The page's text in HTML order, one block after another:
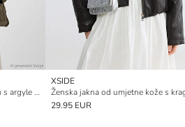
Ženska puffer jakna s kapuljačom s argyle uzorkom
XSIDE
29.95 EUR